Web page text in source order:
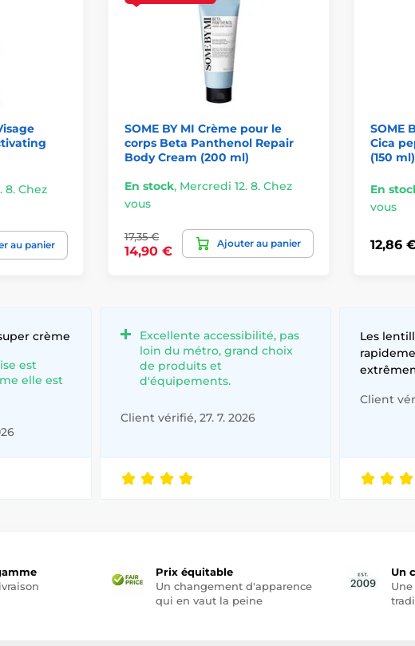
8. Chez
au panier
SOME BY MI Crème pour le
corps Beta Panthenol Repair
Body Cream (200 ml)
En stock, Mercredi 12. 8. Chez
vous
17,35 €
14,90 €
Ajouter au panier
SOME
Cica
(150 ml)
En
vous
12,86
crème
est
elle est
Excellente accessibilité, pas
loin du métro, grand choix
de produits et
d'équipements.
Client vérifié, 27. 7. 2026
Les
Client
Prix équitable
Un changement d'apparence
qui en vaut la peine
Un